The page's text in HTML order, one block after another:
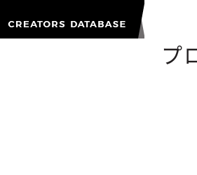
プ